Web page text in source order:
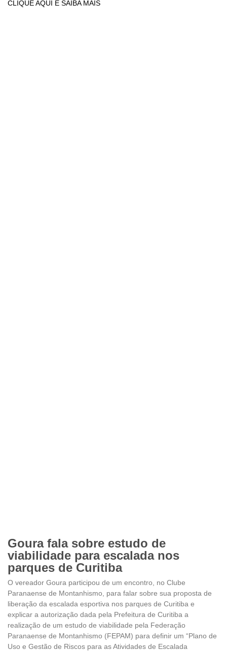
CLIQUE AQUI E SAIBA MAIS
Goura fala sobre estudo de
viabilidade para escalada nos
parques de Curitiba
O vereador Goura participou de um encontro, no Clube
Paranaense de Montanhismo, para falar sobre sua proposta de
liberação da escalada esportiva nos parques de Curitiba e
explicar a autorização dada pela Prefeitura de Curitiba a
realização de um estudo de viabilidade pela Federação
Paranaense de Montanhismo (FEPAM) para definir um “Plano de
Uso e Gestão de Riscos para as Atividades de Escalada